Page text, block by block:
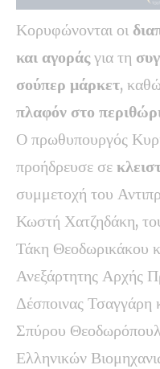
Κορυφώνονται οι
και αγοράς για τη
σούπερ μάρκετ,
πλαφόν στο
Ο πρωθυπουργός
προήδρευσε σε
συμμετοχή του
Κωστή Χατζηδάκη,
Τάκη Θεοδωρικάκου
Ανεξάρτητης Αρχής
Δέσποινας
Σπύρου
Ελληνικών